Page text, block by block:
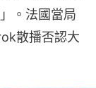
。法國當局
散播否認大